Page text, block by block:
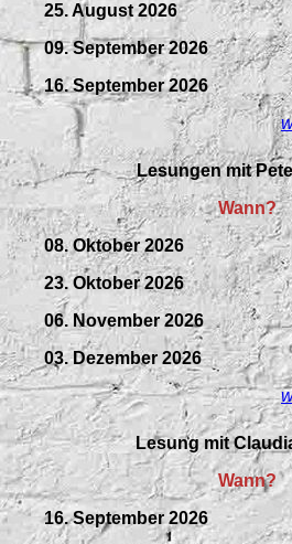
25. August 2026
09.September2026
16. September 2026
Lesungen mit
Wann?
08. Oktober 2026
23. Oktober 2026
06. November 2026
03. Dezember 2026
Lesung mit
Wann?
16. September 2026